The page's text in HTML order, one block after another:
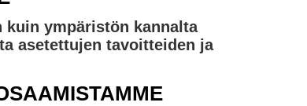
kuin ympäristön kannalta
asetettujen tavoitteiden ja